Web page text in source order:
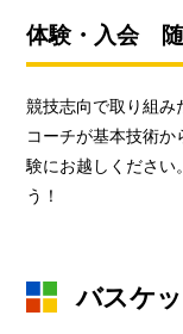
体験・入会 随
競技志向で取り組み
コーチが基本技術
験にお越しください
う！
バスケ